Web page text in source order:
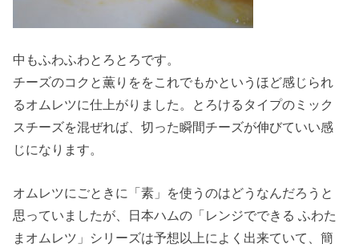
中もふわふわとろとろです。
チーズのコクと薫りををこれでもかというほど感じられ
るオムレツに仕上がりました。とろけるタイプのミック
スチーズを混ぜれば、切った瞬間チーズが伸びていい感
じになります。
オムレツにごときに「素」を使うのはどうなんだろうと
思っていましたが、日本ハムの「レンジでできる ふわた
まオムレツ」シリーズは予想以上によく出来ていて、簡